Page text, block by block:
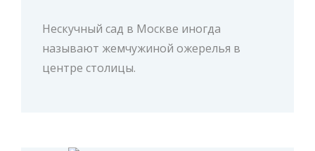
Нескучный сад в Москве иногда
называют жемчужиной ожерелья в
центре столицы.